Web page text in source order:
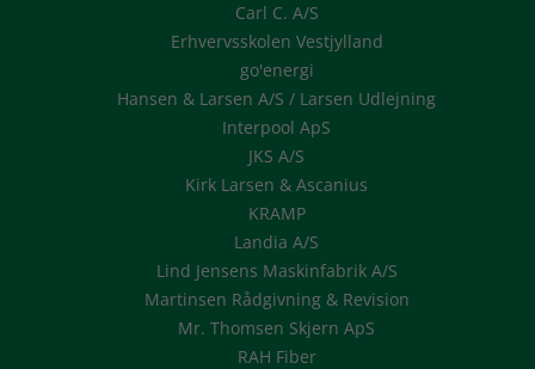
Carl C. A/S
Erhvervsskolen Vestjylland
go'energi
Hansen & Larsen A/S / Larsen Udlejning
Interpool ApS
JKS A/S
Kirk Larsen & Ascanius
KRAMP
Landia A/S
Lind Jensens Maskinfabrik A/S
Martinsen Rådgivning & Revision
Mr. Thomsen Skjern ApS
RAH Fiber